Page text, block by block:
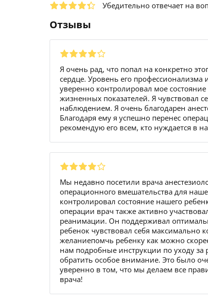
Убедительно отвечает на
Отзывы
Я очень рад, что попал на конкретно
сердце. Уровень его
уверенно контролировал мое
жизненных показателей. Я чувствовал
наблюдением. Я очень благодарен
Благодаря ему я успешно перенес
рекомендую его всем, кто нуждается в
Мы недавно посетили врача
операционного вмешательства для
контролировал состояние нашего
операции врач также активно
реанимации. Он поддерживал
ребенок чувствовал себя
желаниепомчь ребенку как можно
нам подробные инструкции по уходу за
обратить особое внимание. Это было
уверенно в том, что мы делаем все
врача!